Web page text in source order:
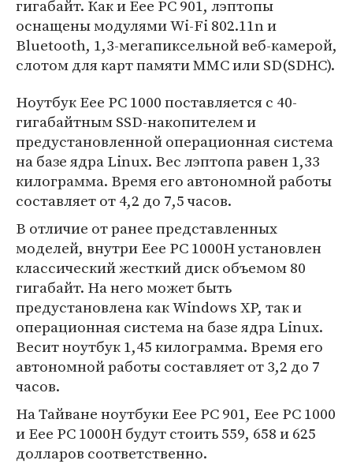
гигабайт. Как и Eee PC 901, лэптопы
оснащены модулями Wi-Fi 802.11n и
Bluetooth, 1,3-мегапиксельной веб-камерой,
слотом для карт памяти MMC или SD(SDHC).
Ноутбук Eee PC 1000 поставляется с 40-
гигабайтным SSD-накопителем и
предустановленной операционная система
на базе ядра Linux. Вес лэптопа равен 1,33
килограмма. Время его автономной работы
составляет от 4,2 до 7,5 часов.
В отличие от ранее представленных
моделей, внутри Eee PC 1000H установлен
классический жесткий диск объемом 80
гигабайт. На него может быть
предустановлена как Windows XP, так и
операционная система на базе ядра Linux.
Весит ноутбук 1,45 килограмма. Время его
автономной работы составляет от 3,2 до 7
часов.
На Тайване ноутбуки Eee PC 901, Eee PC 1000
и Eee PC 1000H будут стоить 559, 658 и 625
долларов соответственно.